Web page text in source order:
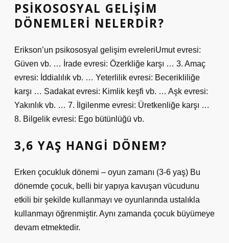
PSIKOSOSYAL GELIŞIM
DÖNEMLERI NELERDIR?
Erikson’un psikososyal gelişim evreleriUmut evresi:
Güven vb. … İrade evresi: Özerkliğe karşı … 3. Amaç
evresi: İddialılık vb. … Yeterlilik evresi: Becerikliliğe
karşı … Sadakat evresi: Kimlik keşfi vb. … Aşk evresi:
Yakınlık vb. … 7. İlgilenme evresi: Üretkenliğe karşı …
8. Bilgelik evresi: Ego bütünlüğü vb.
3,6 YAŞ HANGI DÖNEM?
Erken çocukluk dönemi – oyun zamanı (3-6 yaş) Bu
dönemde çocuk, belli bir yapıya kavuşan vücudunu
etkili bir şekilde kullanmayı ve oyunlarında ustalıkla
kullanmayı öğrenmiştir. Aynı zamanda çocuk büyümeye
devam etmektedir.